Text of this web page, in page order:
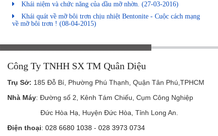
Khái niệm và chức năng của dầu mỡ nhờn. (27-03-2016)
Khái quát về mỡ bôi trơn chịu nhiệt Bentonite - Cuộc cách mạng
về mỡ bôi trơn ! (08-04-2015)
Công Ty TNHH SX TM Quân Diệu
Trụ Sở: 185 Đỗ Bí, Phường Phú Thạnh, Quận Tân Phú,TPHCM
Nhà Máy: Đường số 2, Kênh Tám Chiếu, Cụm Công Nghiệp
Đức Hòa Hạ, Huyện Đức Hòa, Tỉnh Long An.
Điện thoại: 028 6680 1038 - 028 3973 0734